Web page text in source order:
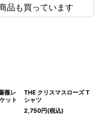
品も買っています
薇レ
ット
THE クリスマスローズ T
シャツ
2,750円(税込)